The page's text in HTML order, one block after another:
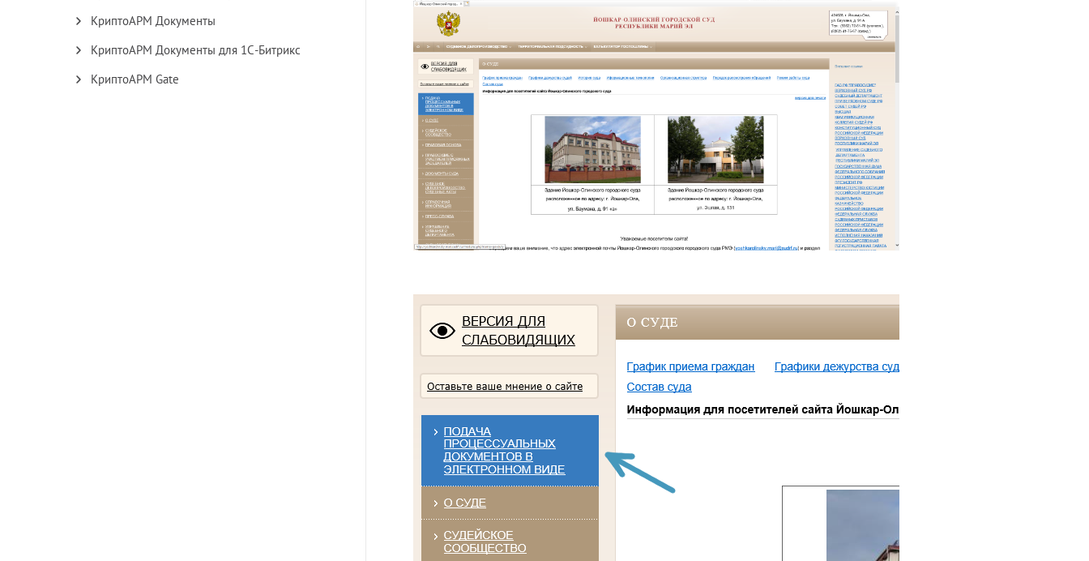
КриптоАРМ Документы
КриптоАРМ Документы для 1С-Битрикс
КриптоАРМ Gate